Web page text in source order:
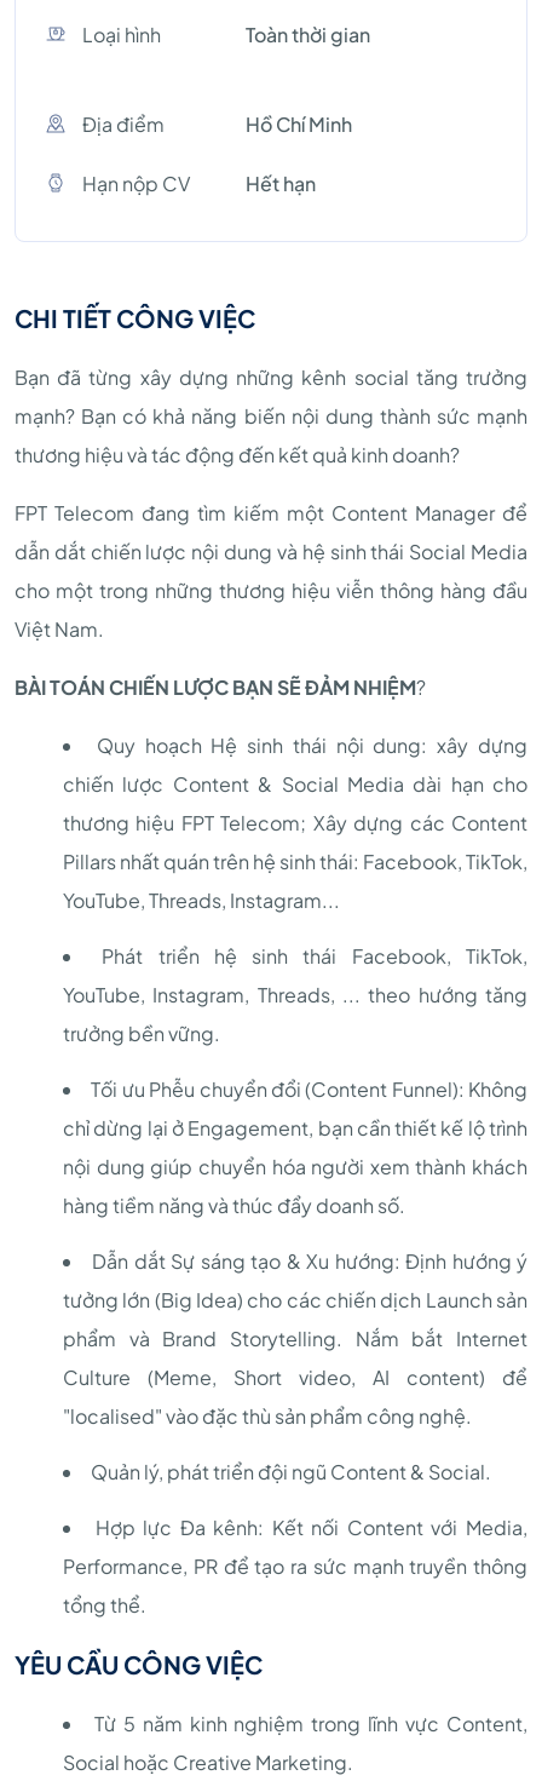
Loại hình Toàn thời gian
Địa điểm Hồ Chí Minh
Hạn nộp CV Hết hạn
CHI TIẾT CÔNG VIỆC
Bạn đã từng xây dựng những kênh social tăng trưởng
mạnh? Bạn có khả năng biến nội dung thành sức mạnh
thương hiệu và tác động đến kết quả kinh doanh?
FPT Telecom đang tìm kiếm một Content Manager để
dẫn dắt chiến lược nội dung và hệ sinh thái Social Media
cho một trong những thương hiệu viễn thông hàng đầu
Việt Nam.
BÀI TOÁN CHIẾN LƯỢC BẠN SẼ ĐẢM NHIỆM?
Quy hoạch Hệ sinh thái nội dung: xây dựng
chiến lược Content & Social Media dài hạn cho
thương hiệu FPT Telecom; Xây dựng các Content
Pillars nhất quán trên hệ sinh thái: Facebook, TikTok,
YouTube, Threads, Instagram...
Phát triển hệ sinh thái Facebook, TikTok,
YouTube, Instagram, Threads, ... theo hướng tăng
trưởng bền vững.
Tối ưu Phễu chuyển đổi (Content Funnel): Không
chỉ dừng lại ở Engagement, bạn cần thiết kế lộ trình
nội dung giúp chuyển hóa người xem thành khách
hàng tiềm năng và thúc đẩy doanh số.
Dẫn dắt Sự sáng tạo & Xu hướng: Định hướng ý
tưởng lớn (Big Idea) cho các chiến dịch Launch sản
phẩm và Brand Storytelling. Nắm bắt Internet
Culture (Meme, Short video, AI content) để
"localised" vào đặc thù sản phẩm công nghệ.
Quản lý, phát triển đội ngũ Content & Social.
Hợp lực Đa kênh: Kết nối Content với Media,
Performance, PR để tạo ra sức mạnh truyền thông
tổng thể.
YÊU CẦU CÔNG VIỆC
Từ 5 năm kinh nghiệm trong lĩnh vực Content,
Social hoặc Creative Marketing.